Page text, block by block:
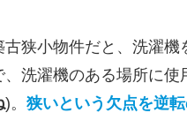
古狭小物件だと、洗濯
、洗濯機のある場所に
)。 狭いという欠点を逆